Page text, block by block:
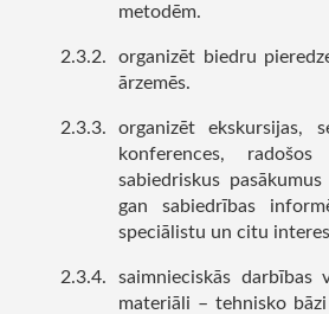
metodēm.
organizēt biedru
ārzemēs.
organizēt ekskursijas,
konferences,
sabiedriskus
gan sabiedrības
speciālistu un citu
saimnieciskās darbības
materiāli – tehnisko